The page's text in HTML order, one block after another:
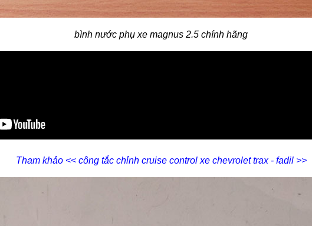
bình nước phụ xe magnus 2.5 chính hãng
Tham khảo << công tắc chỉnh cruise control xe chevrolet trax - fadil >>